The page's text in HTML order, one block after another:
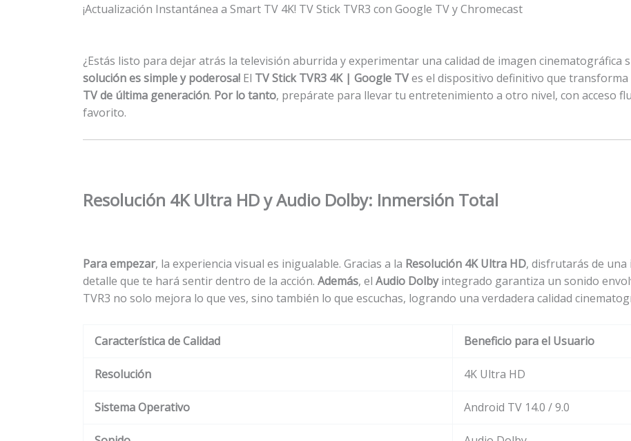
¡Actualización Instantánea a Smart TV 4K! TV Stick TVR3 con Google TV y Chromecast
¿Estás listo para dejar atrás la televisión aburrida y experimentar una calidad de imagen cinematográfica
solución es simple y poderosa! El TV Stick TVR3 4K | Google TVes el dispositivo definitivo que
TV de última generación. Por lo tanto, prepárate para llevar tu entretenimiento a otro nivel, con acceso
favorito.
Resolución 4K Ultra HD y Audio Dolby: Inmersión Total
Para empezar, la experiencia visual es inigualable. Gracias a la Resolución 4K Ultra HD, disfrutarás de una
detalle que te hará sentir dentro de la acción. Además, el Audio Dolbyintegrado garantiza un sonido
TVR3 no solo mejora lo que ves, sino también lo que escuchas, logrando una verdadera calidad
Característica de Calidad Beneficio para el Usuario
Resolución 4K Ultra HD
Sistema Operativo Android TV 14.0 / 9.0